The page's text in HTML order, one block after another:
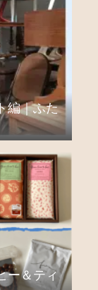
編｜ふた
ー＆ティ